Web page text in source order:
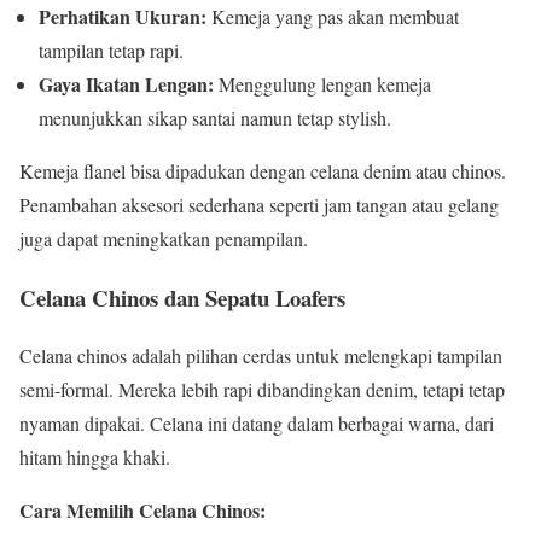
Perhatikan Ukuran: Kemeja yang pas akan membuat
tampilan tetap rapi.
Gaya Ikatan Lengan: Menggulung lengan kemeja
menunjukkan sikap santai namun tetap stylish.
Kemeja flanel bisa dipadukan dengan celana denim atau chinos.
Penambahan aksesori sederhana seperti jam tangan atau gelang
juga dapat meningkatkan penampilan.
Celana Chinos dan Sepatu Loafers
Celana chinos adalah pilihan cerdas untuk melengkapi tampilan
semi-formal. Mereka lebih rapi dibandingkan denim, tetapi tetap
nyaman dipakai. Celana ini datang dalam berbagai warna, dari
hitam hingga khaki.
Cara Memilih Celana Chinos: